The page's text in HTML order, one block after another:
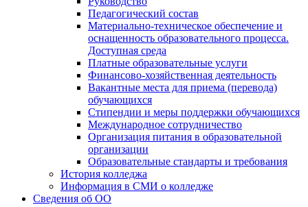
Педагогический состав
Материально-техническое обеспечение и
оснащенность образовательного процесса.
Доступная среда
Платные образовательные услуги
Финансово-хозяйственная деятельность
Вакантные места для приема (перевода)
обучающихся
Стипендии и меры поддержки обучающихся
Международное сотрудничество
Организация питания в образовательной
организации
Образовательные стандарты и требования
История колледжа
Информация в СМИ о колледже
Сведения об ОО